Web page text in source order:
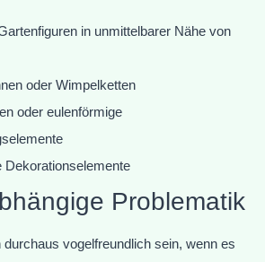
in unmittelbarer Nähe von
oder Wimpelketten
oder eulenförmige
Dekorationselemente
Problematik
vogelfreundlich sein, wenn es